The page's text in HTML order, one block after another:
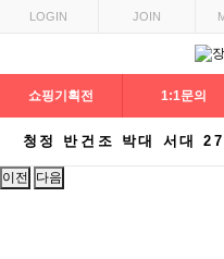
LOGIN JOIN
쇼핑기획전 1:1문의
청정 반건조 박대 서대
이전 다음